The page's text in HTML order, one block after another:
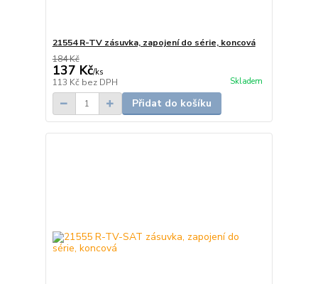
21554 R-TV zásuvka, zapojení do série, koncová
184 Kč
137 Kč/ks
113 Kč bez DPH Skladem
Přidat do košíku